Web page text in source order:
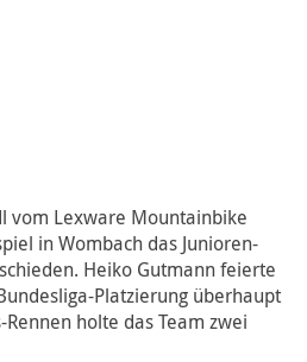
vom Lexware Mountainbike
in Wombach das Junioren-
Heiko Gutmann feierte
Platzierung überhaupt
holte das Team zwei